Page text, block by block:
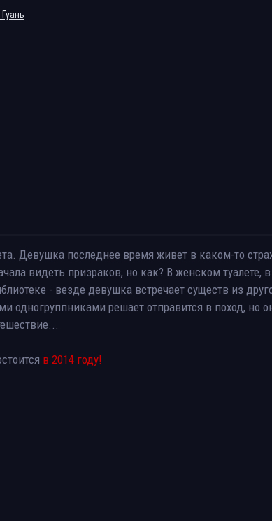
Девушка последнее время живет в каком-то
видеть призраков, но как? В женском туалете,
- везде девушка встречает существ из
одногруппниками решает отправится в поход, но
в 2014 году!